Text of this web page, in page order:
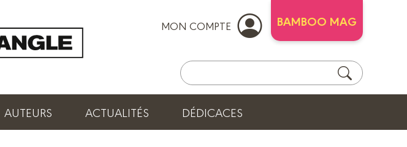
MON COMPTE BAMBOO MAG
AUTEURS ACTUALITÉS DÉDICACES